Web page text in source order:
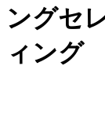
ングセ
ィング